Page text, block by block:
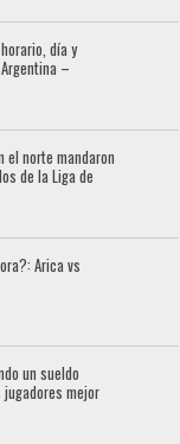
día y
–
el norte mandaron
de la Liga de
Arica vs
un sueldo
mejor